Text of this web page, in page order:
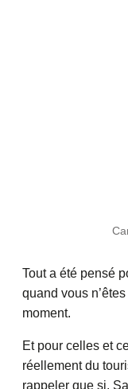
Tout a été pensé
quand vous
moment.
Et pour celles et
réellement du
rappeler que si.